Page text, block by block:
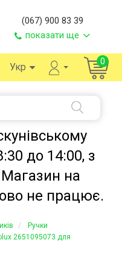
(067) 900 83 39
показати ще
Укр 0
до 14:00, з
на
не працює.
Ручки
2651095073 для